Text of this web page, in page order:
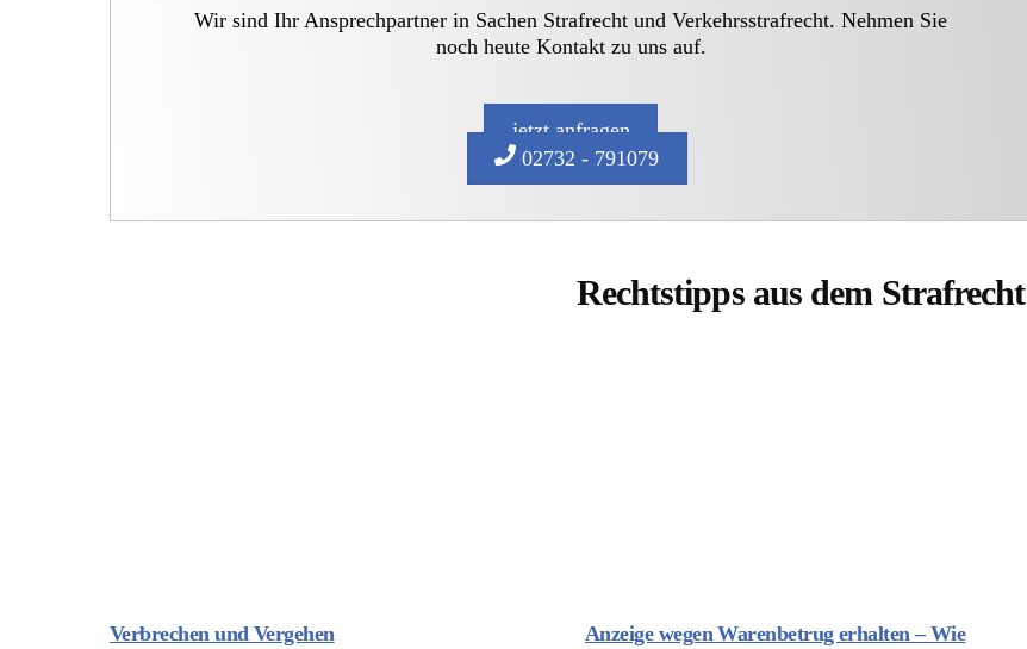
Wir sind Ihr Ansprechpartner in Sachen Strafrecht und Verkehrsstrafrecht. Nehmen Sie
noch heute Kontakt zu uns auf.
jetzt anfragen
02732 - 791079
Rechtstipps aus dem Strafrecht
Verbrechen und Vergehen
Anzeige wegen Warenbetrug erhalten – Wie